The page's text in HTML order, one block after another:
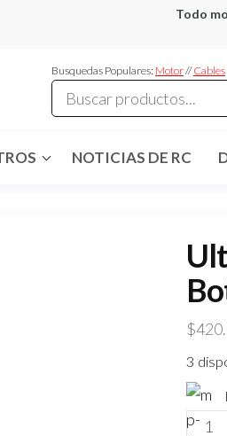
Todo
Busquedas Populares: Motor//Cables
NOTICIAS DE RC
$
3